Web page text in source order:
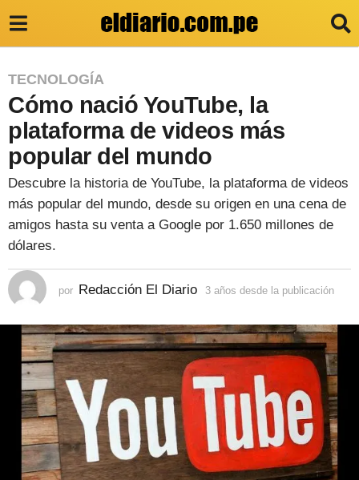
3
a
ñ
o
s
d
e
s
d
e
TECNOLOGÍA
Cómo nació YouTube, la
plataforma de videos más
popular del mundo
Descubre la historia de YouTube, la plataforma de videos
más popular del mundo, desde su origen en una cena de
amigos hasta su venta a Google por 1.650 millones de
dólares.
por Redacción El Diario 3 años desde la publicación
o
s
d
e
s
d
e
l
a
p